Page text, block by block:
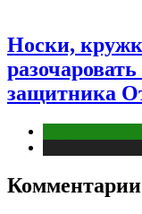
Носки,
защитника
Комментарии